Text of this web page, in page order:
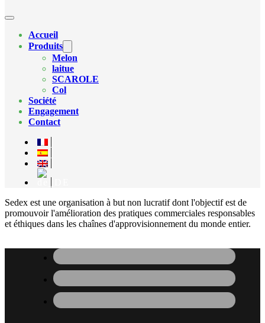
Accueil
Produits
Melon
laitue
SCAROLE
Col
Société
Engagement
Contact
Sedex est une organisation à but non lucratif dont l'objectif est de
promouvoir l'amélioration des pratiques commerciales responsables
et éthiques dans les chaînes d'approvisionnement du monde entier.